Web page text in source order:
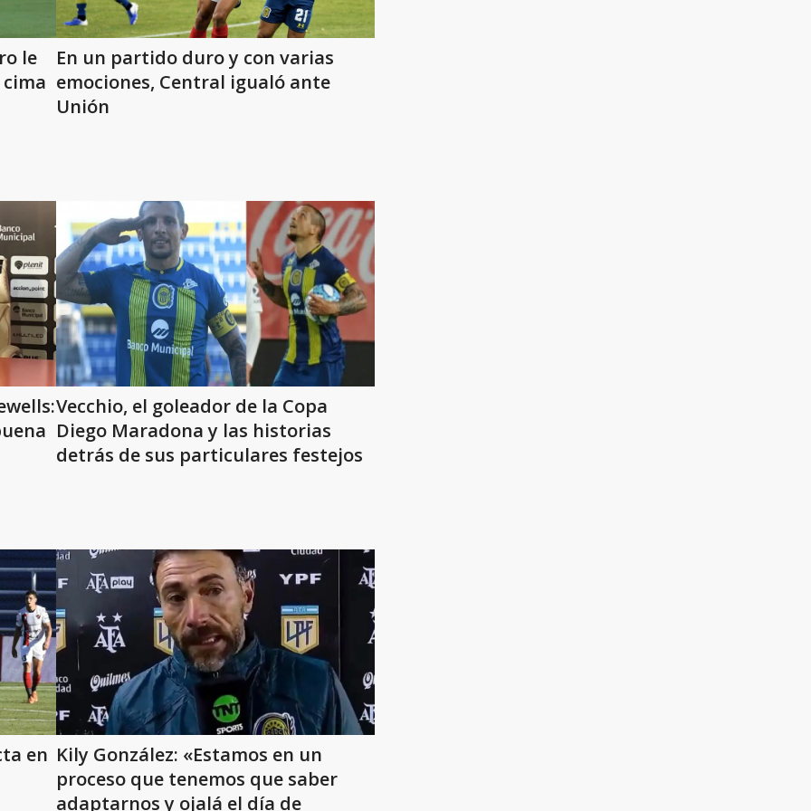
le
En un partido duro y con varias
emociones, Central igualó ante
Unión
Vecchio, el goleador de la Copa
Diego Maradona y las historias
detrás de sus particulares festejos
en Kily González: «Estamos en un
proceso que tenemos que saber
adaptarnos y ojalá el día de